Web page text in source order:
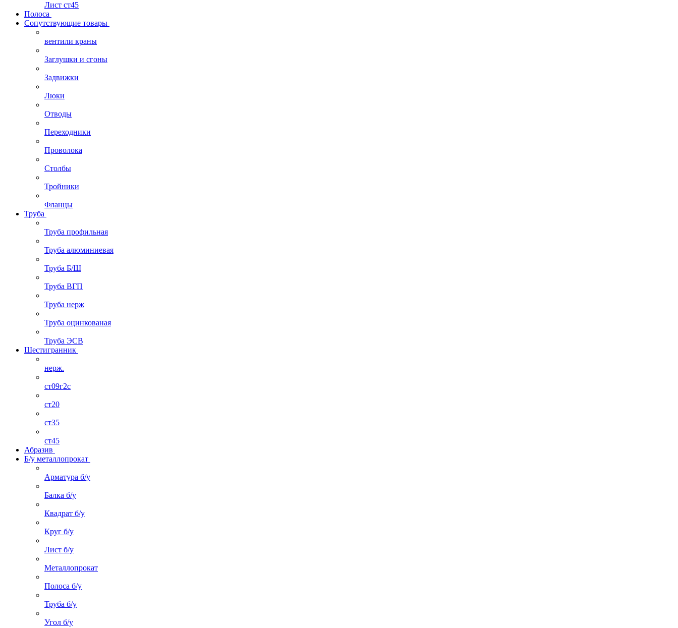
Лист ст45
Полоса
Сопутствующие товары
вентили краны
Заглушки и сгоны
Задвижки
Люки
Отводы
Переходники
Проволока
Столбы
Тройники
Фланцы
Труба
Труба профильная
Труба алюминиевая
Труба Б/Ш
Труба ВГП
Труба нерж
Труба оцинкованая
Труба ЭСВ
Шестигранник
нерж.
ст09г2с
ст20
ст35
ст45
Абразив
Б/у металлопрокат
Арматура б/у
Балка б/у
Квадрат б/у
Круг б/у
Лист б/у
Металлопрокат
Полоса б/у
Труба б/у
Угол б/у